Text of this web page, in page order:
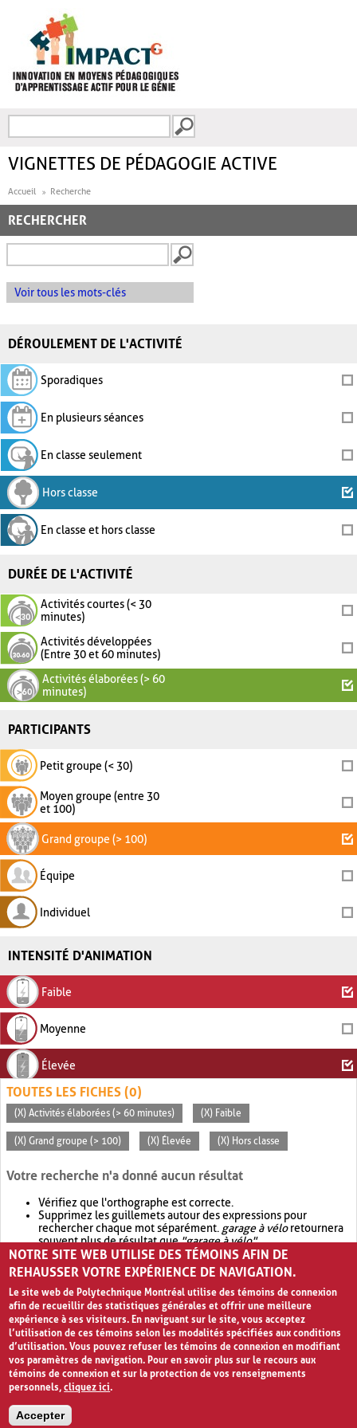
FORMULAIRE DE
VIGNETTES DE PÉDAGOGIE ACTIVE
Accueil Recherche
RECHERCHER
Voir tous les mots-clés
DÉROULEMENT DE L'ACTIVITÉ
Sporadiques
En plusieurs séances
En classe seulement
Hors classe
En classe et hors classe
DURÉE DE L'ACTIVITÉ
Activités courtes (< 30
minutes)
Activités développées
(Entre 30 et 60 minutes)
Activités élaborées (> 60
minutes)
PARTICIPANTS
Petit groupe (< 30)
Moyen groupe (entre 30
et 100)
Grand groupe (> 100)
Équipe
Individuel
INTENSITÉ D'ANIMATION
Faible
Moyenne
Élevée
TOUTES LES FICHES (0)
(X) Activités élaborées (> 60 minutes) (X) Faible
(X) Grand groupe (> 100) (X) Élevée (X) Hors classe
Votre recherche n'a donné aucun résultat
Vérifiez que l'orthographe est correcte.
Supprimez les guillemets autour des expressions pour
rechercher chaque mot séparément. garage à véloretournera
souvent plus de résultat que"garage à vélo".
Envisagez d'élargir votre recherche avec OR.garage OR vélo
retournera souvent plus de résultat quegarage à vélo
NOTRE SITE WEB UTILISE DES TÉMOINS AFIN DE
REHAUSSER VOTRE EXPÉRIENCE DE NAVIGATION.
Le site web de Polytechnique Montréal utilise des témoins de connexion
afin de recueillir des statistiques générales et offrir une meilleure
expérience à ses visiteurs. En naviguant sur le site, vous acceptez
l’utilisation de ces témoins selon les modalités spécifiées aux conditions
d’utilisation. Vous pouvez refuser les témoins de connexion en modifiant
vos paramètres de navigation. Pour en savoir plus sur le recours aux
témoins de connexion et sur la protection de vos renseignements
personnels,cliquez ici.
Accepter